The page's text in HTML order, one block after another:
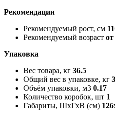
Рекомендации
Рекомендуемый рост, см
Рекомендуемый возраст от
Упаковка
Вес товара, кг 36.5
Общий вес в упаковке, кг
Объём упаковки, м3 0.17
Количество коробок, шт 1
Габариты, ШxГxВ (см)